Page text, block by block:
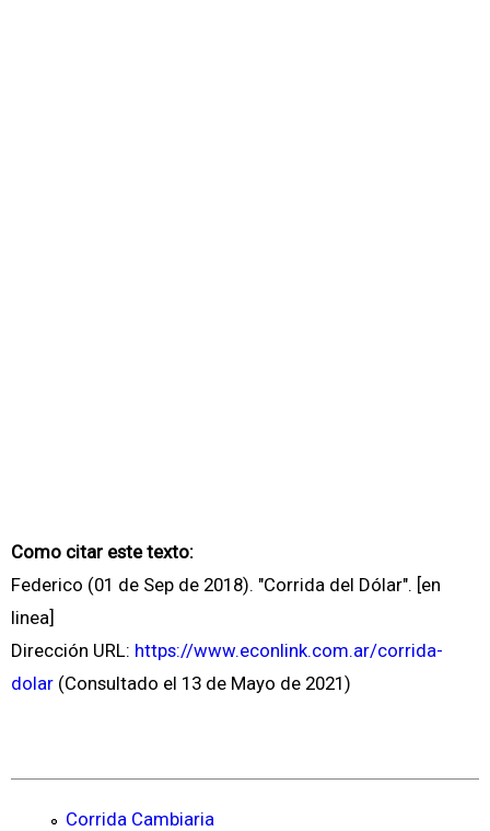
Como citar este texto:
Federico (01 de Sep de 2018). "Corrida del Dólar". [en
linea]
Dirección URL: https://www.econlink.com.ar/corrida-
dolar (Consultado el 13 de Mayo de 2021)
Corrida Cambiaria